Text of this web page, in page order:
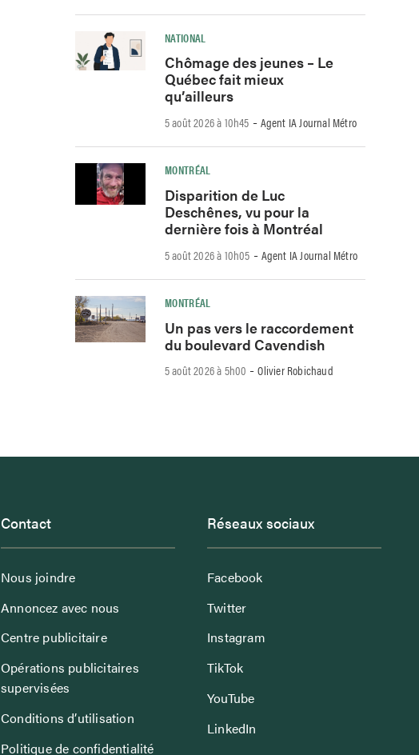
NATIONAL
Chômage des jeunes – Le
Québec fait mieux
qu’ailleurs
5 août 2026 à 10h45 -Agent IA Journal Métro
MONTRÉAL
Disparition de Luc
Deschênes, vu pour la
dernière fois à Montréal
5 août 2026 à 10h05 -Agent IA Journal Métro
MONTRÉAL
Un pas vers le raccordement
du boulevard Cavendish
5 août 2026 à 5h00 -Olivier Robichaud
Contact
Nous joindre
Annoncez avec nous
Centre publicitaire
Opérations publicitaires
supervisées
Conditions d’utilisation
Politique de confidentialité
Réseaux sociaux
Facebook
Twitter
Instagram
TikTok
YouTube
LinkedIn